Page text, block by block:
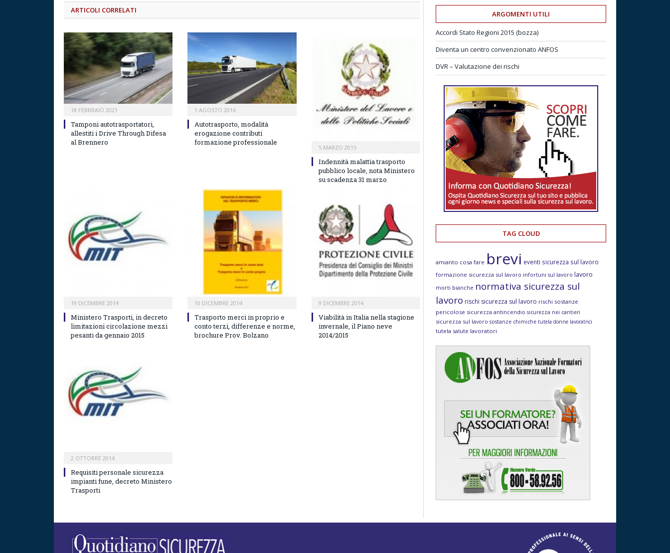
ARTICOLI CORRELATI
18 FEBBRAIO 2021
Tamponi autotrasportatori,
allestiti i Drive Through Difesa
al Brennero
1 AGOSTO 2016
Autotrasporto, modalità
erogazione contributi
formazione professionale
5 MARZO 2015
Indennità malattia trasporto
pubblico locale, nota Ministero
su scadenza 31 marzo
19 DICEMBRE 2014
Ministero Trasporti, in decreto
limitazioni circolazione mezzi
pesanti da gennaio 2015
10 DICEMBRE 2014
Trasporto merci in proprio e
conto terzi, differenze e norme,
brochure Prov. Bolzano
9 DICEMBRE 2014
Viabilità in Italia nella stagione
invernale, il Piano neve
2014/2015
2 OTTOBRE 2014
Requisiti personale sicurezza
impianti fune, decreto Ministero
Trasporti
ARGOMENTI UTILI
Accordi Stato Regioni 2015 (bozza)
Diventa un centro convenzionato ANFOS
DVR – Valutazione dei rischi
TAG CLOUD
amianto cosa fare brevi eventi sicurezza sul lavoro
formazione sicurezza sul lavoro infortuni sul lavoro lavoro
morti bianche normativa sicurezza sul
lavoro rischi sicurezza sul lavoro rischi sostanze
pericolose sicurezza antincendio sicurezza nei cantieri
sicurezza sul lavoro sostanze chimiche tutela donne lavoratrici
tutela salute lavoratori